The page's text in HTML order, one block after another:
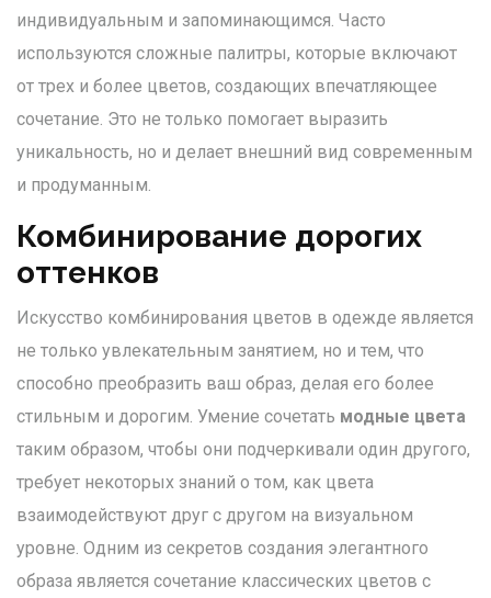
индивидуальным и запоминающимся. Часто
используются сложные палитры, которые включают
от трех и более цветов, создающих впечатляющее
сочетание. Это не только помогает выразить
уникальность, но и делает внешний вид современным
и продуманным.
Комбинирование дорогих
оттенков
Искусство комбинирования цветов в одежде является
не только увлекательным занятием, но и тем, что
способно преобразить ваш образ, делая его более
стильным и дорогим. Умение сочетать модные цвета
таким образом, чтобы они подчеркивали один другого,
требует некоторых знаний о том, как цвета
взаимодействуют друг с другом на визуальном
уровне. Одним из секретов создания элегантного
образа является сочетание классических цветов с